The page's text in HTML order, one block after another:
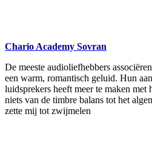
Chario Academy Sovran
De meeste audioliefhebbers
een warm, romantisch geluid. Hun
luidsprekers heeft meer te maken
niets van de timbre balans tot het
zette mij tot zwijmelen